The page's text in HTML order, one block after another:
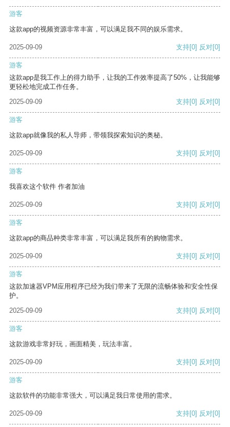
游客
这款app的视频资源非常丰富，可以满足我不同的娱乐需求。
2025-09-09 支持[0] 反对[0]
游客
这款app是我工作上的得力助手，让我的工作效率提高了50%，让我能够
更轻松地完成工作任务。
2025-09-09
支持[0] 反对[0]
游客
这款app就像我的私人导师，带领我探索知识的奥秘。
2025-09-09 支持[0] 反对[0]
游客
我喜欢这个软件 作者加油
2025-09-09 支持[0] 反对[0]
游客
这款app的商品种类非常丰富，可以满足我所有的购物需求。
2025-09-09 支持[0] 反对[0]
游客
这款加速器VPM应用程序已经为我们带来了无限的流畅体验和安全性保
护。
2025-09-09
支持[0] 反对[0]
游客
这款游戏非常好玩，画面精美，玩法丰富。
2025-09-09 支持[0] 反对[0]
游客
这款软件的功能非常强大，可以满足我日常使用的需求。
2025-09-09 支持[0] 反对[0]